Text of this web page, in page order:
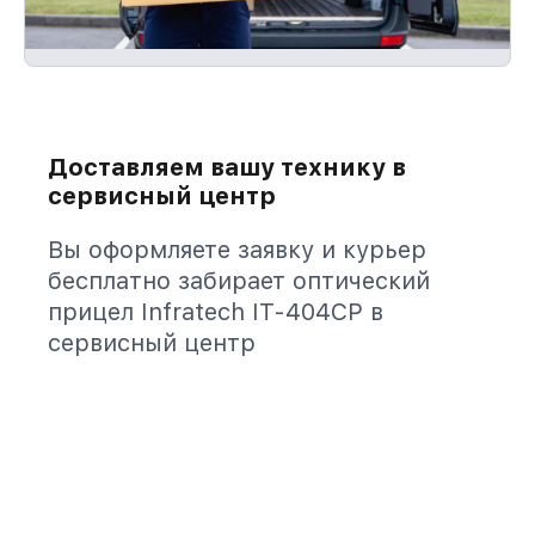
Доставляем вашу технику в
сервисный центр
Вы оформляете заявку и курьер
бесплатно забирает оптический
прицел Infratech IT-404CP в
сервисный центр